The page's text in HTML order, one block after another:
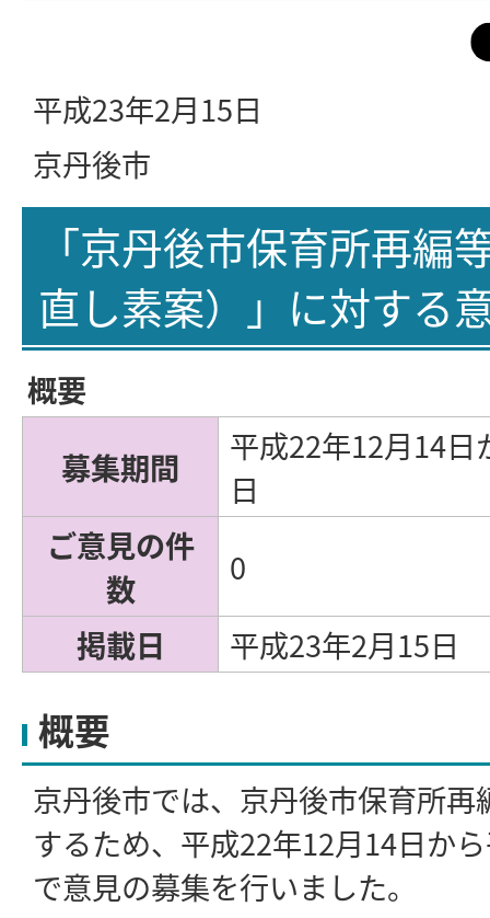
平成23年2月15日
京丹後市
「京丹後市保育所再編
直し素案）」に対する
概要
募集期間
平成22年12月14
日
ご意見の件
数
0
掲載日
平成23年2月15日
概要
京丹後市では、京丹後市保育所
するため、平成22年12月14日か
で意見の募集を行いました。